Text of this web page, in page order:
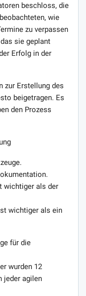
beschloss, die
wie
zu verpassen
sie geplant
Erfolg in der
zur Erstellung des
beigetragen. Es
den Prozess
wichtiger als der
wichtiger als ein
für die
wurden 12
jeder agilen